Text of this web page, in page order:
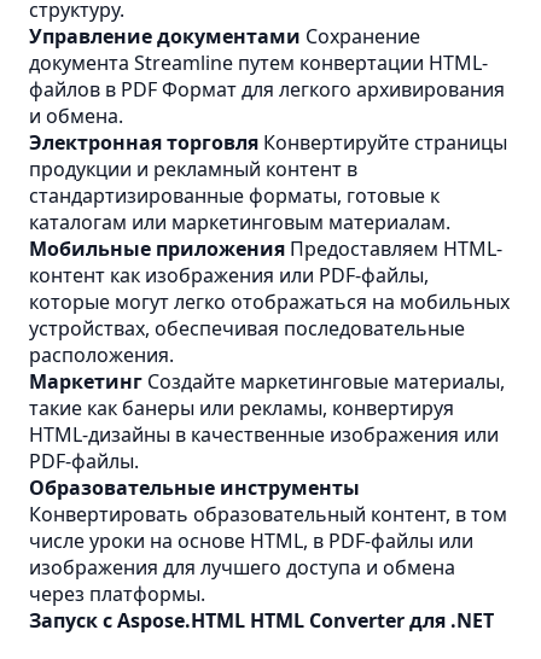
структуру.
Управление документами Сохранение
документа Streamline путем конвертации HTML-
файлов в PDFФормат для легкого архивирования
и обмена.
Электронная торговля Конвертируйте страницы
продукции и рекламный контент в
стандартизированные форматы, готовые к
каталогам или маркетинговым материалам.
Мобильные приложения Предоставляем HTML-
контент как изображения или PDF-файлы,
которые могут легко отображаться на мобильных
устройствах, обеспечивая последовательные
расположения.
Маркетинг Создайте маркетинговые материалы,
такие как банеры или рекламы, конвертируя
HTML-дизайны в качественные изображения или
PDF-файлы.
Образовательные инструменты
Конвертировать образовательный контент, в том
числе уроки на основе HTML, в PDF-файлы или
изображения для лучшего доступа и обмена
через платформы.
Запуск с Aspose.HTML HTML Converter для .NET